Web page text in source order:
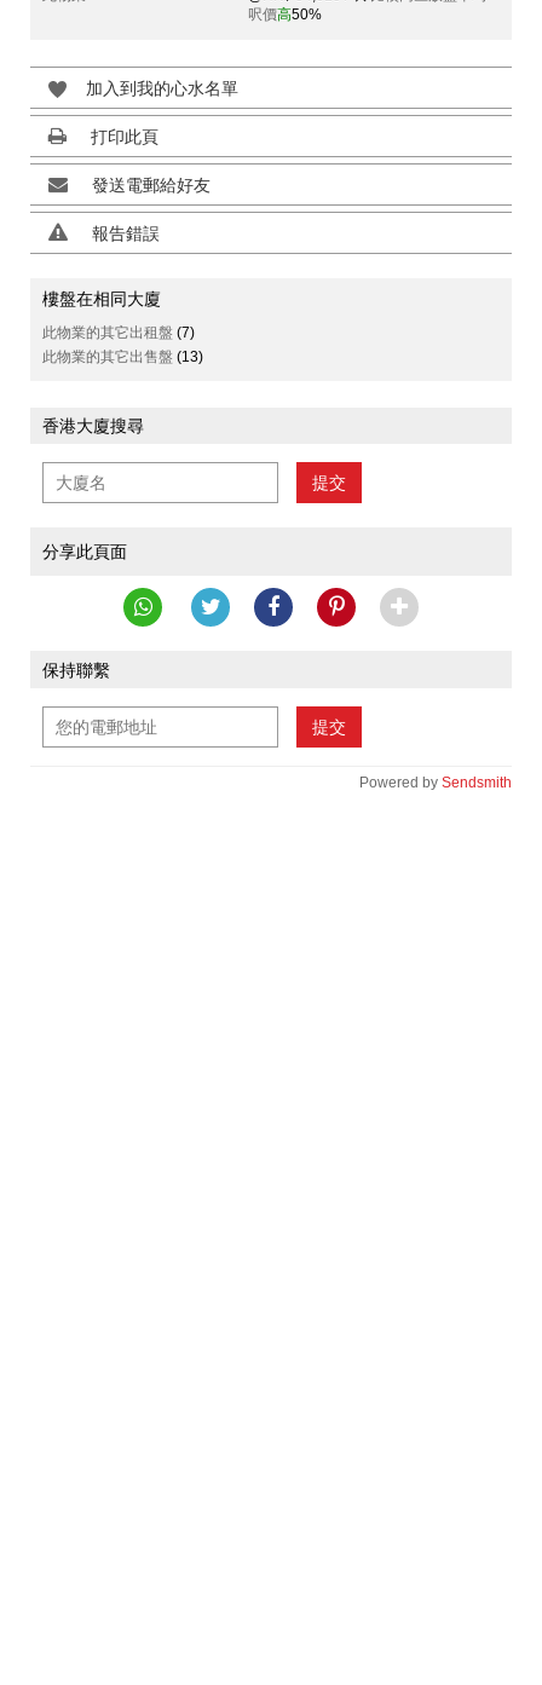
呎價高50%
加入到我的心水名單
打印此頁
發送電郵給好友
報告錯誤
樓盤在相同大廈
此物業的其它出租盤 (7)
此物業的其它出售盤 (13)
香港大廈搜尋
提交
分享此頁面
保持聯繫
提交
Powered by Sendsmith